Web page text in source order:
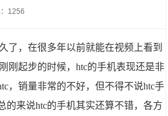
1256
了，在很多年以前就能在视频上看到
刚起步的时候，htc的手机表现还是非
，销量非常的不好，但不得不说htc手
的来说htc的手机其实还算不错，各方